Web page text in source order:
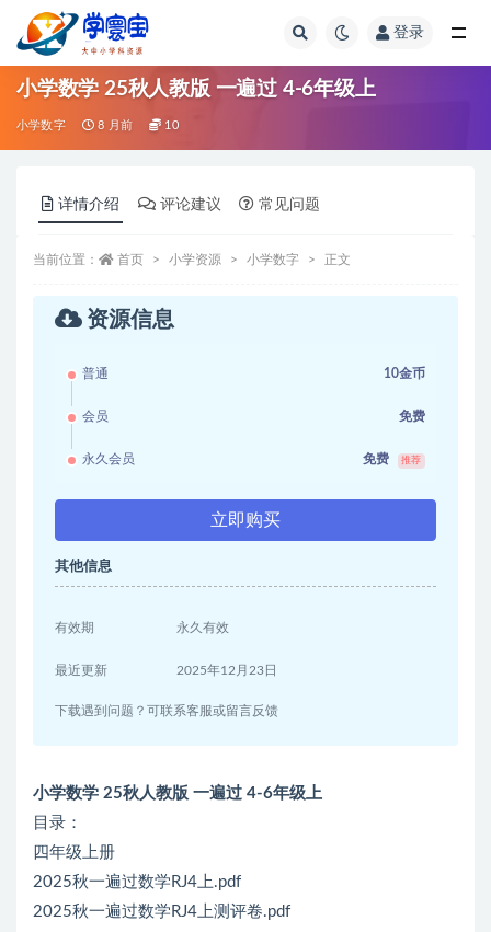
登录
小学数学 25秋人教版 一遍过 4-6年级上
小学数字 8 月前 10
详情介绍 评论建议 常见问题
当前位置： 首页 小学资源 小学数字 正文
资源信息
普通 10金币
会员 免费
永久会员 免费 推荐
立即购买
其他信息
有效期 永久有效
最近更新 2025年12月23日
下载遇到问题？可联系客服或留言反馈
小学数学 25秋人教版 一遍过 4-6年级上
目录：
四年级上册
2025秋一遍过数学RJ4上.pdf
2025秋一遍过数学RJ4上测评卷.pdf
全部